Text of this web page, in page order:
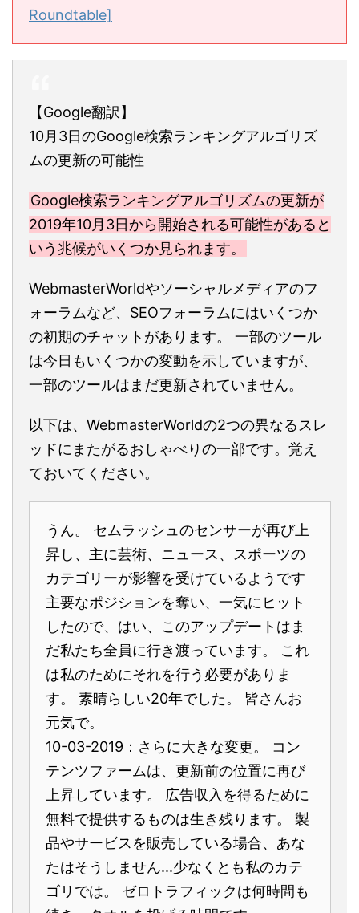
Roundtable]
【Google翻訳】
10月3日のGoogle検索ランキングアルゴリズ
ムの更新の可能性
Google検索ランキングアルゴリズムの更新が
2019年10月3日から開始される可能性があると
いう兆候がいくつか見られます。
WebmasterWorldやソーシャルメディアのフ
ォーラムなど、SEOフォーラムにはいくつか
の初期のチャットがあります。 一部のツール
は今日もいくつかの変動を示していますが、
一部のツールはまだ更新されていません。
以下は、WebmasterWorldの2つの異なるスレ
ッドにまたがるおしゃべりの一部です。覚え
ておいてください。
うん。 セムラッシュのセンサーが再び上
昇し、主に芸術、ニュース、スポーツの
カテゴリーが影響を受けているようです
主要なポジションを奪い、一気にヒット
したので、はい、このアップデートはま
だ私たち全員に行き渡っています。 これ
は私のためにそれを行う必要がありま
す。 素晴らしい20年でした。 皆さんお
元気で。
10-03-2019：さらに大きな変更。 コン
テンツファームは、更新前の位置に再び
上昇しています。 広告収入を得るために
無料で提供するものは生き残ります。 製
品やサービスを販売している場合、あな
たはそうしません...少なくとも私のカテ
ゴリでは。 ゼロトラフィックは何時間も